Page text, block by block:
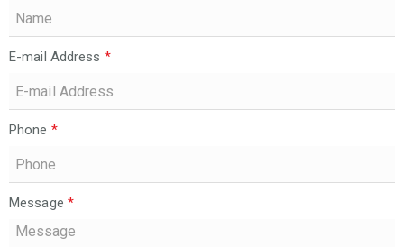
E-mail Address *
Phone *
Message *